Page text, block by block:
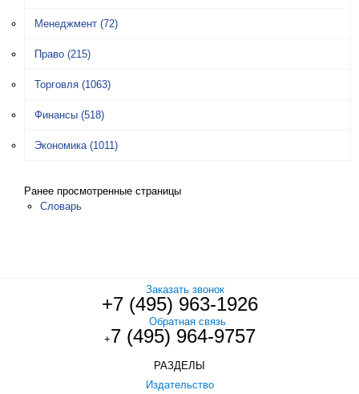
Менеджмент (72)
Право (215)
Торговля (1063)
Финансы (518)
Экономика (1011)
Ранее просмотренные страницы
Словарь
Заказать звонок
+7 (495) 963-1926
Обратная связь
+7 (495) 964-9757
РАЗДЕЛЫ
Издательство